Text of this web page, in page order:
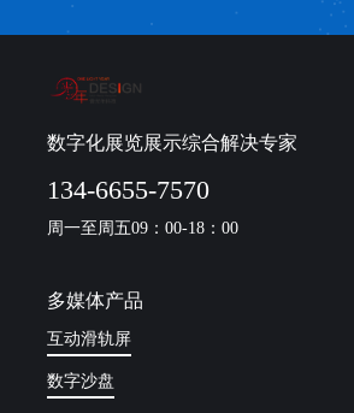
数字化展览展示综合解决专家
134-6655-7570
周一至周五09：00-18：00
多媒体产品
互动滑轨屏
数字沙盘